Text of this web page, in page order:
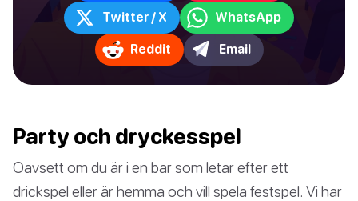
Twitter / X WhatsApp
Reddit Email
Party och dryckesspel
Oavsett om du är i en bar som letar efter ett
drickspel eller är hemma och vill spela festspel. Vi har